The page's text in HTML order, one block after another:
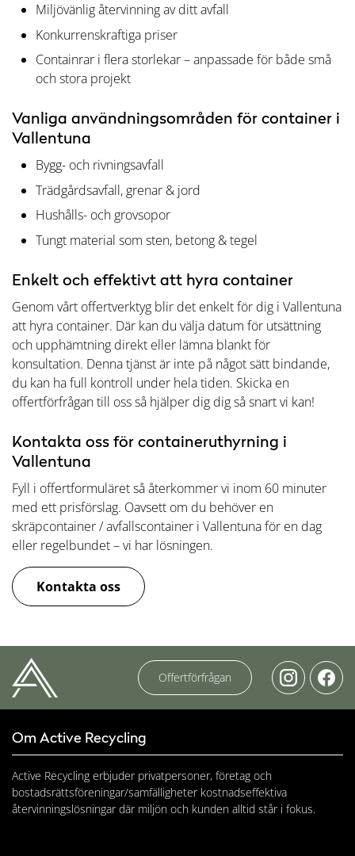
Miljövänlig återvinning av ditt avfall
Konkurrenskraftiga priser
Containrar i flera storlekar – anpassade för både små
och stora projekt
Vanliga användningsområden för container i
Vallentuna
Bygg- och rivningsavfall
Trädgårdsavfall, grenar & jord
Hushålls- och grovsopor
Tungt material som sten, betong & tegel
Enkelt och effektivt att hyra container
Genom vårt offertverktyg blir det enkelt för dig i Vallentuna
att hyra container. Där kan du välja datum för utsättning
och upphämtning direkt eller lämna blankt för
konsultation. Denna tjänst är inte på något sätt bindande,
du kan ha full kontroll under hela tiden. Skicka en
offertförfrågan till oss så hjälper dig dig så snart vi kan!
Kontakta oss för containeruthyrning i
Vallentuna
Fyll i offertformuläret så återkommer vi inom 60 minuter
med ett prisförslag. Oavsett om du behöver en
skräpcontainer / avfallscontainer i Vallentuna för en dag
eller regelbundet – vi har lösningen.
Kontakta oss
Offertförfrågan
Om Active Recycling
Active Recycling erbjuder privatpersoner, företag och
bostadsrättsföreningar/samfälligheter kostnadseffektiva
återvinningslösningar där miljön och kunden alltid står i fokus.